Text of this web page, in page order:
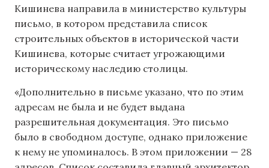
Кишинева направила в министерство культуры
письмо, в котором представила список
строительных объектов в исторической части
Кишинева, которые считает угрожающими
историческому наследию столицы.
«Дополнительно в письме указано, что по этим
адресам не была и не будет выдана
разрешительная документация. Это письмо
было в свободном доступе, однако приложение
к нему не упоминалось. В этом приложении — 28